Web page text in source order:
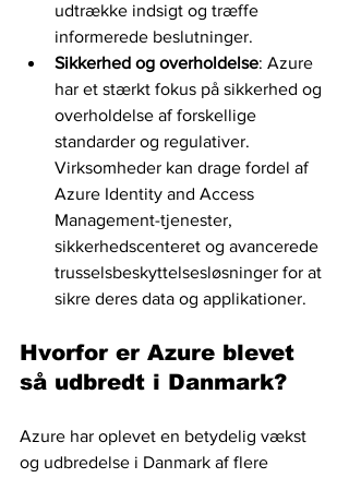
udtrække indsigt og træffe
informerede beslutninger.
Sikkerhed og overholdelse: Azure
har et stærkt fokus på sikkerhed og
overholdelse af forskellige
standarder og regulativer.
Virksomheder kan drage fordel af
Azure Identity and Access
Management-tjenester,
sikkerhedscenteret og avancerede
trusselsbeskyttelsesløsninger for at
sikre deres data og applikationer.
Hvorfor er Azure blevet
så udbredt i Danmark?
Azure har oplevet en betydelig vækst
og udbredelse i Danmark af flere